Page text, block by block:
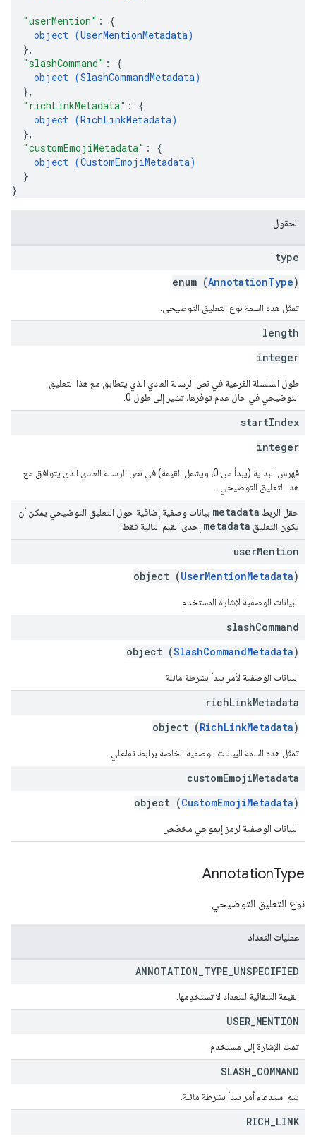
"userMention" : {
object (UserMentionMetadata)
},
"slashCommand" : {
object (SlashCommandMetadata)
},
"richLinkMetadata" : {
object (RichLinkMetadata)
},
"customEmojiMetadata" : {
object (CustomEmojiMetadata)
}
}
الحقول
type
enum (AnnotationType)
تمثّل هذه السمة نوع التعليق التوضيحي.
length
integer
طول السلسلة الفرعية في نص الرسالة العادي الذي يتطابق مع هذا التعليق
التوضيحي في حال عدم توفّرها، تشير إلى طول 0.
startIndex
integer
فهرس البداية (يبدأ من 0، ويشمل القيمة) في نص الرسالة العادي الذي يتوافق مع
هذا التعليق التوضيحي.
حقل الربط metadata بيانات وصفية إضافية حول التعليق التوضيحي يمكن أن
يكون التعليق metadata إحدى القيم التالية فقط:
userMention
object (UserMentionMetadata)
البيانات الوصفية لإشارة المستخدم
slashCommand
object (SlashCommandMetadata)
البيانات الوصفية لأمر يبدأ بشرطة مائلة
richLinkMetadata
object (RichLinkMetadata)
تمثّل هذه السمة البيانات الوصفية الخاصة برابط تفاعلي.
customEmojiMetadata
object (CustomEmojiMetadata)
البيانات الوصفية لرمز إيموجي مخصّص
AnnotationType
نوع التعليق التوضيحي.
عمليات التعداد
ANNOTATION TYPE UNSPECIFIED
القيمة التلقائية للتعداد لا تستخدِمها.
USER MENTION
تمت الإشارة إلى مستخدم.
SLASH COMMAND
يتم استدعاء أمر يبدأ بشرطة مائلة.
RICH LINK